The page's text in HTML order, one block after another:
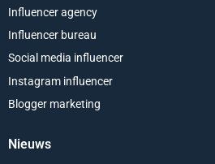
Influencer agency
Influencer bureau
Social media influencer
Instagram influencer
Blogger marketing
Nieuws